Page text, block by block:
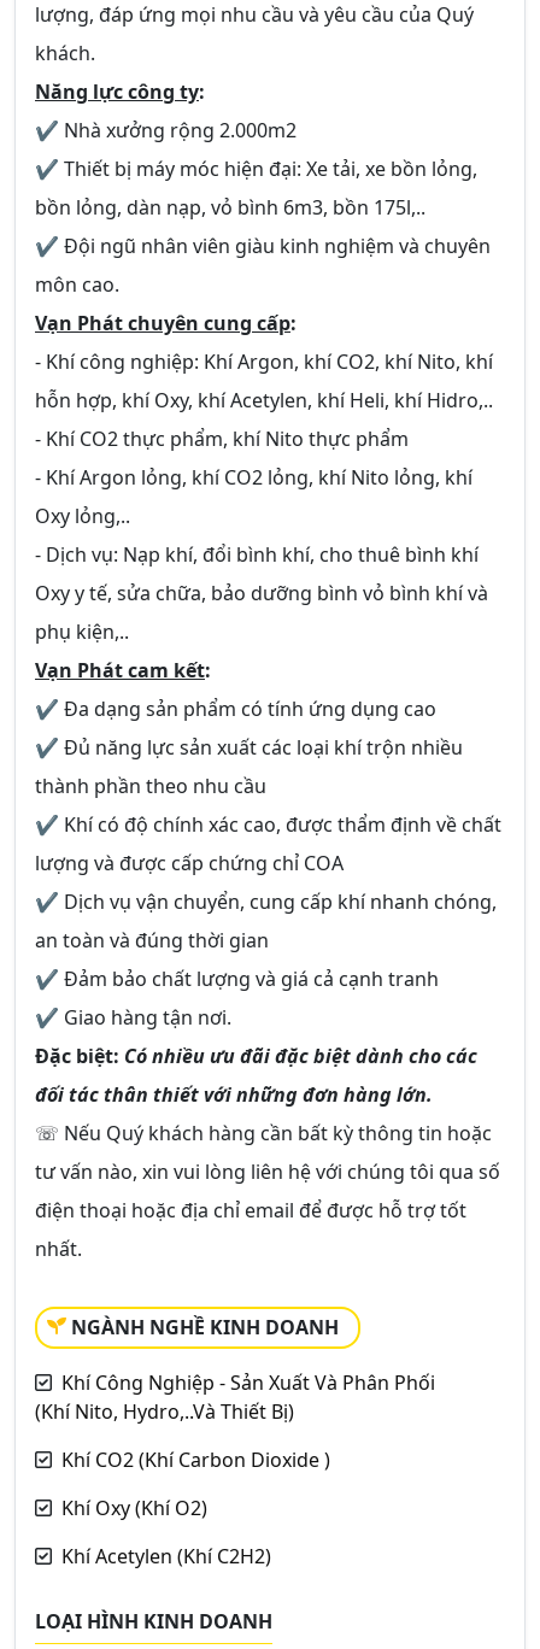
lượng, đáp ứng mọi nhu cầu và yêu cầu của Quý
khách.
Năng lực công ty:
✔ Nhà xưởng rộng 2.000m2
✔ Thiết bị máy móc hiện đại: Xe tải, xe bồn lỏng,
bồn lỏng, dàn nạp, vỏ bình 6m3, bồn 175l,..
✔ Đội ngũ nhân viên giàu kinh nghiệm và chuyên
môn cao.
Vạn Phát chuyên cung cấp:
- Khí công nghiệp: Khí Argon, khí CO2, khí Nito, khí
hỗn hợp, khí Oxy, khí Acetylen, khí Heli, khí Hidro,..
- Khí CO2 thực phẩm, khí Nito thực phẩm
- Khí Argon lỏng, khí CO2 lỏng, khí Nito lỏng, khí
Oxy lỏng,..
- Dịch vụ: Nạp khí, đổi bình khí, cho thuê bình khí
Oxy y tế, sửa chữa, bảo dưỡng bình vỏ bình khí và
phụ kiện,..
Vạn Phát cam kết:
✔ Đa dạng sản phẩm có tính ứng dụng cao
✔ Đủ năng lực sản xuất các loại khí trộn nhiều
thành phần theo nhu cầu
✔ Khí có độ chính xác cao, được thẩm định về chất
lượng và được cấp chứng chỉ COA
✔ Dịch vụ vận chuyển, cung cấp khí nhanh chóng,
an toàn và đúng thời gian
✔ Đảm bảo chất lượng và giá cả cạnh tranh
✔ Giao hàng tận nơi.
Đặc biệt: Có nhiều ưu đãi đặc biệt dành cho các
đối tác thân thiết với những đơn hàng lớn.
☏ Nếu Quý khách hàng cần bất kỳ thông tin hoặc
tư vấn nào, xin vui lòng liên hệ với chúng tôi qua số
điện thoại hoặc địa chỉ email để được hỗ trợ tốt
nhất.
NGÀNH NGHỀ KINH DOANH
Khí Công Nghiệp - Sản Xuất Và Phân Phối
(Khí Nito, Hydro,..Và Thiết Bị)
Khí CO2 (Khí Carbon Dioxide )
Khí Oxy (Khí O2)
Khí Acetylen (Khí C2H2)
LOẠI HÌNH KINH DOANH